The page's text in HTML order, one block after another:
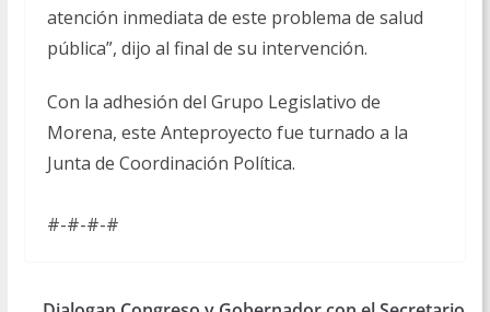
atención inmediata de este problema de salud
pública”, dijo al final de su intervención.
Con la adhesión del Grupo Legislativo de
Morena, este Anteproyecto fue turnado a la
Junta de Coordinación Política.
#-#-#-#